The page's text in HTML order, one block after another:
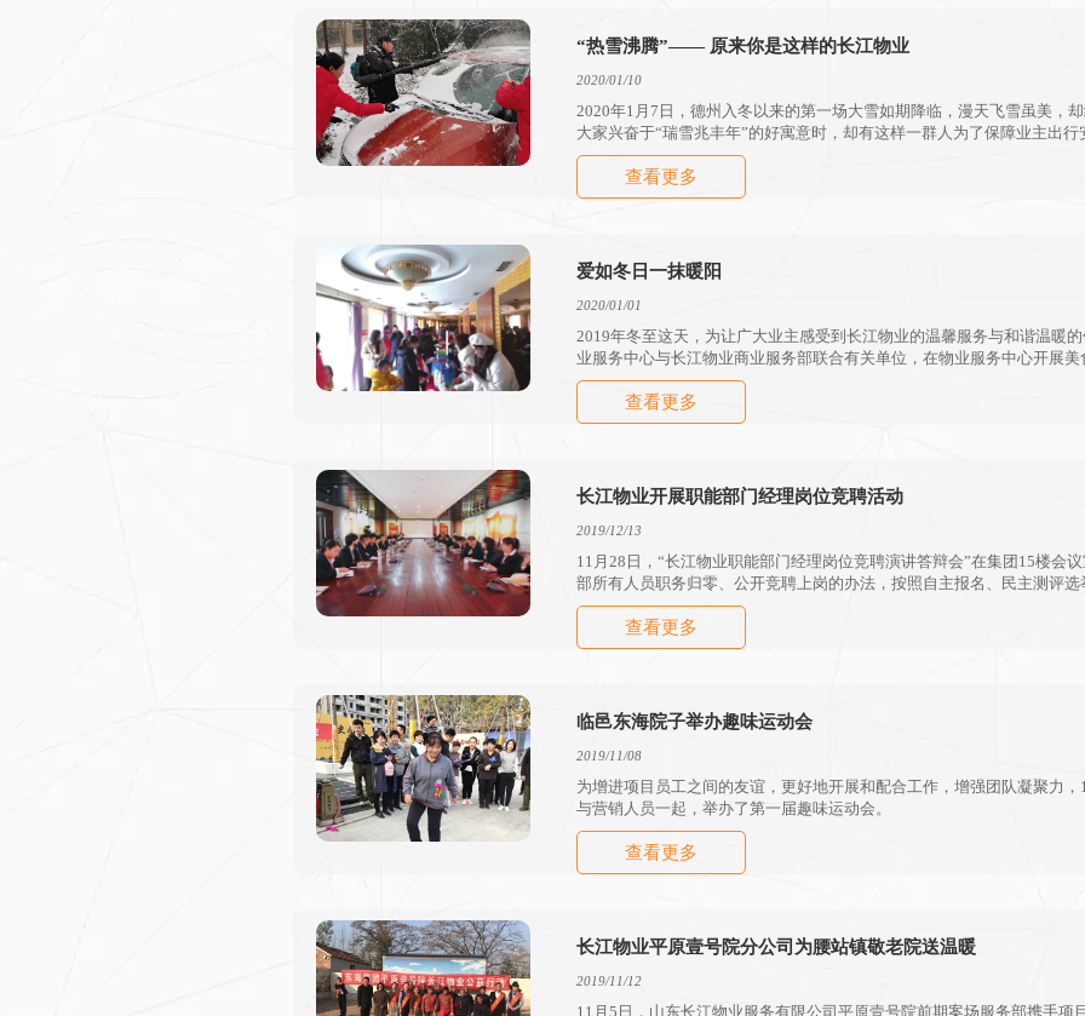
“热雪沸腾”—— 原来你是这样的长江物业
2020/01/10
2020年1月7日，德州入冬以来的第一场大雪如期降临，漫天飞雪虽美，
大家兴奋于“瑞雪兆丰年”的好寓意时，却有这样一群人为了保障业主出
和曾被业主们戏称为“西门吹雪”的除雪神器，奋战在小区的每一条道路
物业的工作人员。
查看更多
爱如冬日一抹暖阳
2020/01/01
2019年冬至这天，为让广大业主感受到长江物业的温馨服务与和谐温暖
业服务中心与长江物业商业服务部联合有关单位，在物业服务中心开展
动。
查看更多
长江物业开展职能部门经理岗位竞聘活动
2019/12/13
11月28日，“长江物业职能部门经理岗位竞聘演讲答辩会”在集团15楼会
部所有人员职务归零、公开竞聘上岗的办法，按照自主报名、民主测评
序，对5个职能部门负责人进行重新选拔任用,旨在配合总部组织架构阶段
理岗位需求的干部，推动战略发展进程。
查看更多
临邑东海院子举办趣味运动会
2019/11/08
为增进项目员工之间的友谊，更好地开展和配合工作，增强团队凝聚力
与营销人员一起，举办了第一届趣味运动会。
查看更多
长江物业平原壹号院分公司为腰站镇敬老院送温暖
2019/11/12
11月5日，山东长江物业服务有限公司平原壹号院前期案场服务部携手项